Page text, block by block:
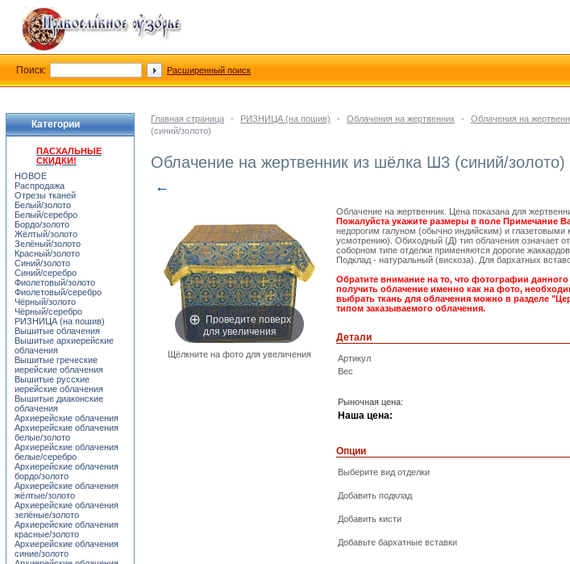
Главная страница - РИЗНИЦА (на пошив) - Облачения на жертвенник - Облачения на
(синий/золото)
Облачение на жертвенник из шёлка Ш3 (синий/золото)
←
Проведите поверх
для увеличения
Щёлкните на фото для увеличения
Облачение на жертвенник. Цена показана для
Пожалуйста укажите размеры в поле Примечание
недорогим галуном (обычно индийским) и
усмотрению). Обиходный (Д) тип облачения означает
соборном типе отделки применяются дорогие
Подклад - натуральный (вискоза). Для бархатных
Обратите внимание на то, что фотографии
получить облачение именно как на фото,
выбрать ткань для облачения можно в разделе
типом заказываемого облачения.
Детали
Артикул
Вес
Рыночная цена:
Наша цена:
Опции
Выберите вид отделки
Добавить подклад
Добавить кисти
Добавьте бархатные вставки
Категории
ПАСХАЛЬНЫЕ
СКИДКИ!
НОВОЕ
Распродажа
Отрезы тканей
Белый/золото
Белый/серебро
Бордо/золото
Жёлтый/золото
Зелёный/золото
Красный/золото
Синий/золото
Синий/серебро
Фиолетовый/золото
Фиолетовый/серебро
Чёрный/золото
Чёрный/серебро
РИЗНИЦА (на пошив)
Вышитые облачения
Вышитые архиерейские
облачения
Вышитые греческие
иерейские облачения
Вышитые русские
иерейские облачения
Вышитые диаконские
облачения
Архиерейские облачения
Архиерейские облачения
белые/золото
Архиерейские облачения
белые/серебро
Архиерейские облачения
бордо/золото
Архиерейские облачения
жёлтые/золото
Архиерейские облачения
зелёные/золото
Архиерейские облачения
красные/золото
Архиерейские облачения
синие/золото
Поиск: Расширенный поиск